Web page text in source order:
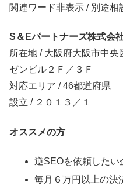
関連ワード非表示 / 別途相
S＆Eパートナーズ株式会
所在地 / 大阪府大阪市中
ゼンビル２Ｆ／３Ｆ
対応エリア / 46都道府県
設立 / ２０１３／１
オススメの方
逆SEOを依頼したい
毎月６万円以上の決